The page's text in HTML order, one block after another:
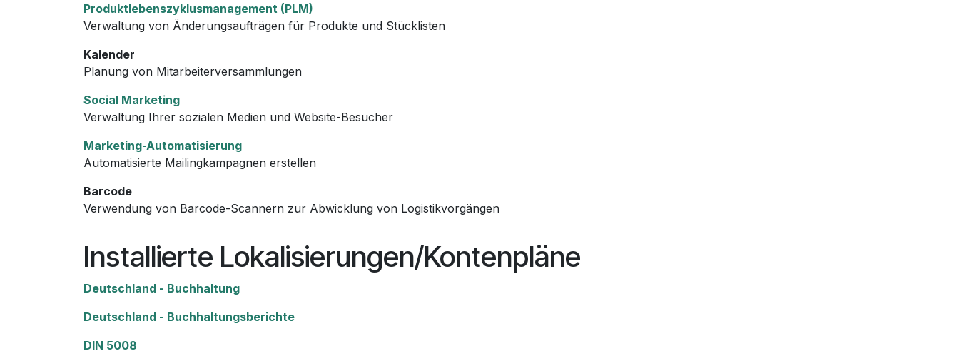
Produktlebenszyklusmanagement (PLM)
Verwaltung von Änderungsaufträgen für Produkte und Stücklisten
Kalender
Planung von Mitarbeiterversammlungen
Social Marketing
Verwaltung Ihrer sozialen Medien und Website-Besucher
Marketing-Automatisierung
Automatisierte Mailingkampagnen erstellen
Barcode
Verwendung von Barcode-Scannern zur Abwicklung von Logistikvorgängen
Installierte Lokalisierungen/Kontenpläne
Deutschland - Buchhaltung
Deutschland - Buchhaltungsberichte
DIN 5008